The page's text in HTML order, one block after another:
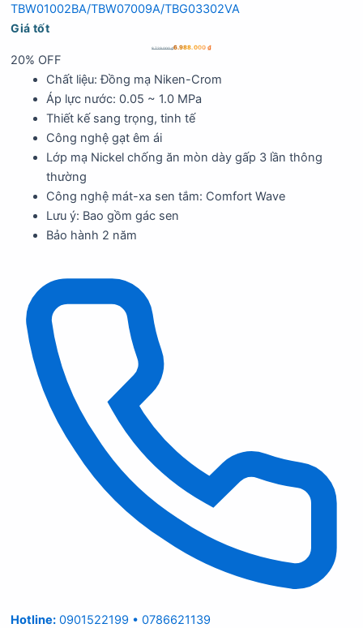
TBW01002BA/TBW07009A/TBG03302VA
Giá tốt
8.729.000₫6.988.000 ₫
20% OFF
Chất liệu: Đồng mạ Niken-Crom
Áp lực nước: 0.05 ~ 1.0 MPa
Thiết kế sang trọng, tinh tế
Công nghệ gạt êm ái
Lớp mạ Nickel chống ăn mòn dày gấp 3 lần thông
thường
Công nghệ mát-xa sen tắm: Comfort Wave
Lưu ý: Bao gồm gác sen
Bảo hành 2 năm
Hotline: 0901522199 • 0786621139